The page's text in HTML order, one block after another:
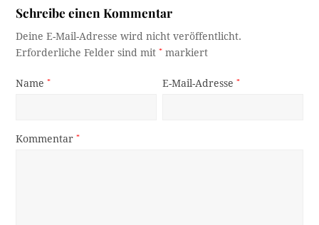
Schreibe einen Kommentar
Deine E-Mail-Adresse wird nicht veröffentlicht.
Erforderliche Felder sind mit* markiert
Name* E-Mail-Adresse*
Kommentar*